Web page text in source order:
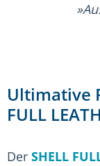
Ultimative
FULL
Der SHELL